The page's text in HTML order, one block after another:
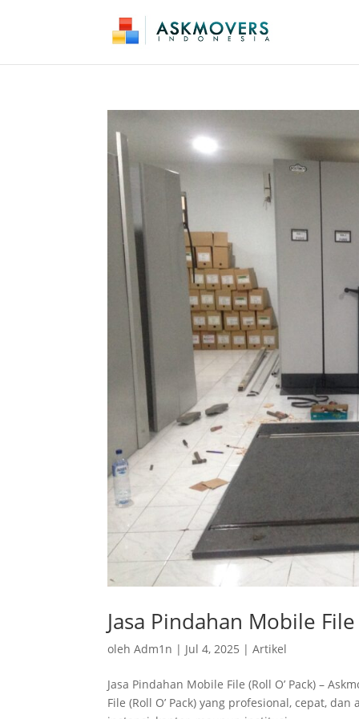
Jasa Pindahan Mobile File
olehAdm1n | Jul 4, 2025 |Artikel
Jasa Pindahan Mobile File (Roll O’ Pack) –
File (Roll O’ Pack) yang profesional, cepat,